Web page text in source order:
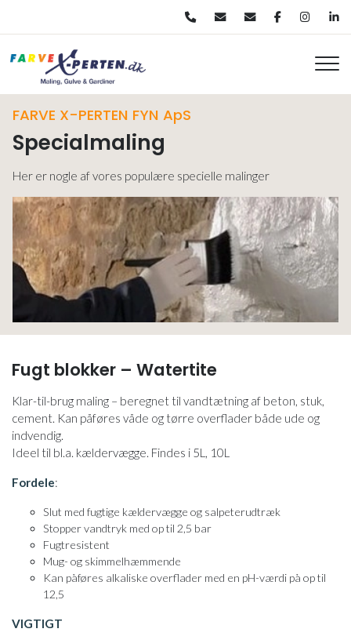
hovedindhold
FARVE X-PERTEN FYN ApS
Specialmaling
Her er nogle af vores populære specielle malinger
Fugt blokker – Watertite
Klar-til-brug maling – beregnet til vandtætning af beton, stuk,
cement. Kan påføres våde og tørre overflader både ude og
indvendig.
Ideel til bl.a. kældervægge. Findes i 5L, 10L
Fordele:
Slut med fugtige kældervægge og salpeterudtræk
Stopper vandtryk med op til 2,5 bar
Fugtresistent
Mug- og skimmelhæmmende
Kan påføres alkaliske overflader med en pH-værdi på op til
12,5
VIGTIGT